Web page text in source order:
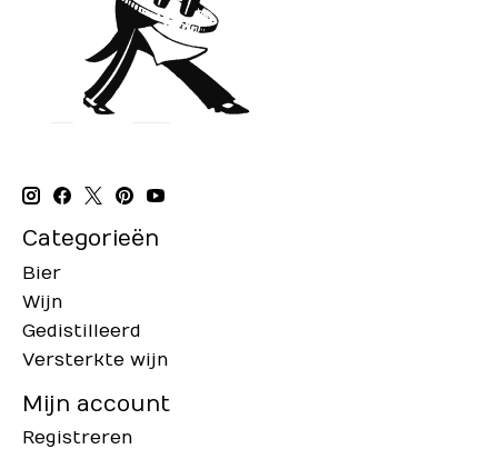
Categorieën
Bier
Wijn
Gedistilleerd
Versterkte wijn
Mijn account
Registreren